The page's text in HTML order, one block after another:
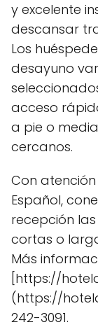
y excelente
descansar
Los
desayuno
acceso
a pie o
cercanos.
Con
Español,
recepción
cortas o
Más
[https://
(https://
242-3091.